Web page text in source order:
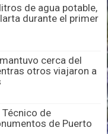
de agua potable,
durante el primer
cerca del
otros viajaron a
de
de Puerto